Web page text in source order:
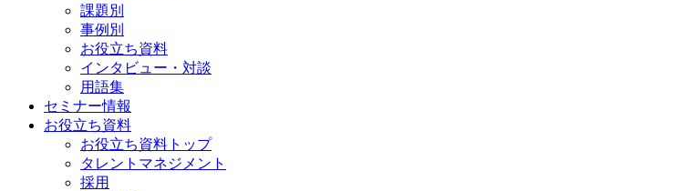
課題別
事例別
お役立ち資料
インタビュー・対談
用語集
セミナー情報
お役立ち資料
お役立ち資料トップ
タレントマネジメント
採用